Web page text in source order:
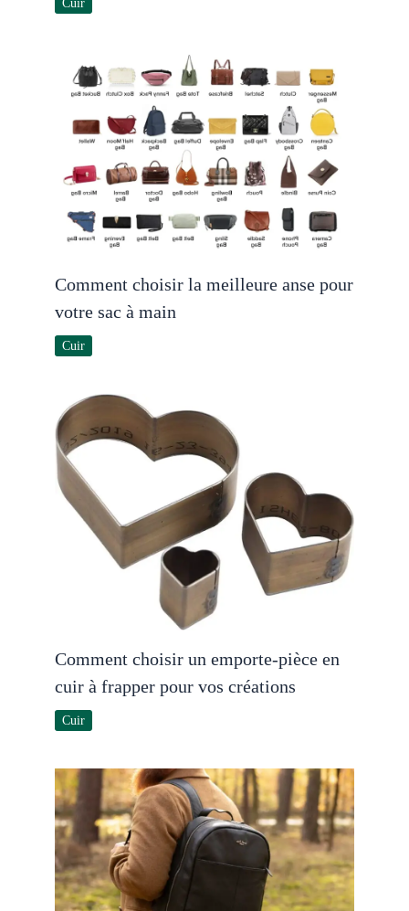
Cuir
Comment choisir la meilleure anse pour
votre sac à main
Cuir
Comment choisir un emporte-pièce en
cuir à frapper pour vos créations
Cuir